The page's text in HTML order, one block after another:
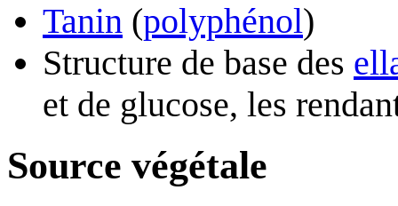
Tanin (polyphénol)
Structure de base des
et de glucose, les
Source végétale